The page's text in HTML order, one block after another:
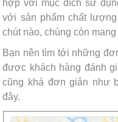
hợp với mục đích sử
với sản phẩm chất
chút nào, chúng còn
Bạn nên tìm tới những
được khách hàng đánh
cũng khá đơn giản như
đây.